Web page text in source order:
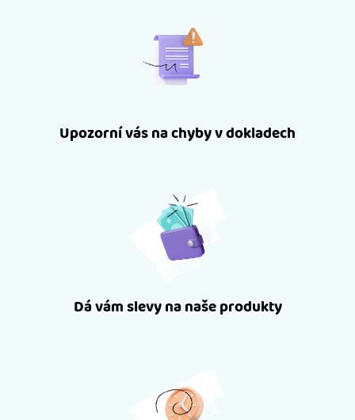
Upozorní vás na chyby v dokladech
Dá vám slevy na naše produkty